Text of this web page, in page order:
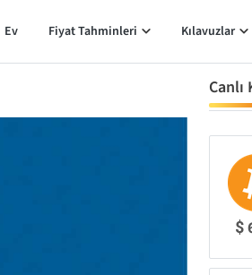
Ev Fiyat Tahminleri Kılavuzlar
$